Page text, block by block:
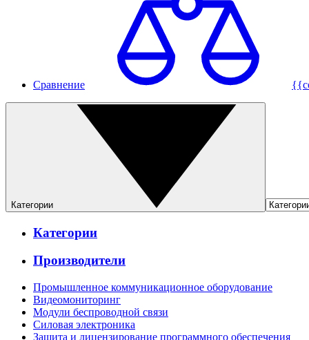
Сравнение
Категории
Категории
Производители
Промышленное коммуникационное оборудование
Видеомониторинг
Модули беспроводной связи
Силовая электроника
Защита и лицензирование программного обеспечения